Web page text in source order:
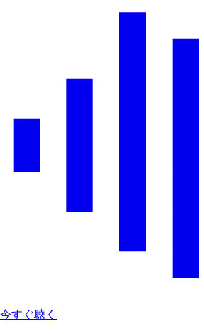
今すぐ聴く